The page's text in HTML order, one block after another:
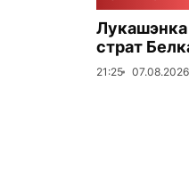
Лукашэнка
страт
21:25 07.08.2026